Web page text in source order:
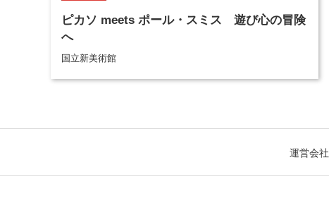
ピカソ meets ポール・スミス 遊び心の冒険
へ
国立新美術館
運営会社